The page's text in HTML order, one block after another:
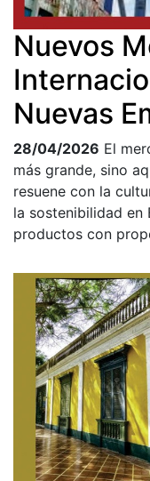
Nuevos
Nuevas
28/04/2026 El
más grande, sino
resuene con la
la sostenibilidad en
productos con